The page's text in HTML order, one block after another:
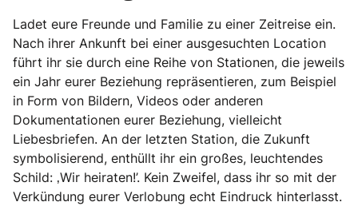
Ladet eure Freunde und Familie zu einer Zeitreise ein.
Nach ihrer Ankunft bei einer ausgesuchten Location
führt ihr sie durch eine Reihe von Stationen, die jeweils
ein Jahr eurer Beziehung repräsentieren, zum Beispiel
in Form von Bildern, Videos oder anderen
Dokumentationen eurer Beziehung, vielleicht
Liebesbriefen. An der letzten Station, die Zukunft
symbolisierend, enthüllt ihr ein großes, leuchtendes
Schild: ‚Wir heiraten!’. Kein Zweifel, dass ihr so mit der
Verkündung eurer Verlobung echt Eindruck hinterlasst.